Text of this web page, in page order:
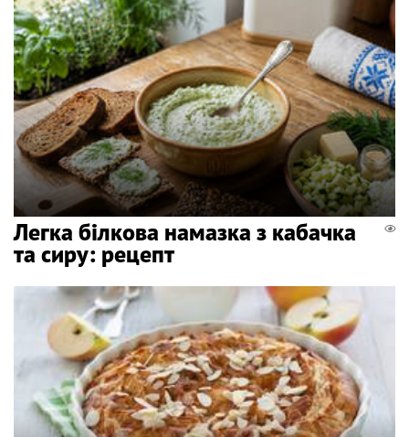
Легка білкова намазка з кабачка
та сиру: рецепт